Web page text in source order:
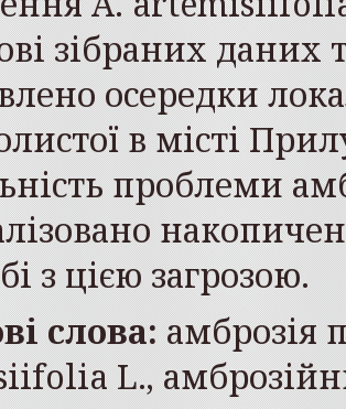
зібраних даних
осередки
в місті
проблеми
з цією загрозою.
слова: амброзія
L.,